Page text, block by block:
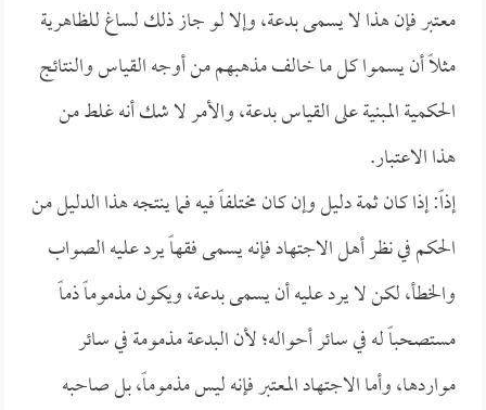
معتبر فإن هذا لا يسمى بدعة، وإلا لو جاز ذلك لساغ للظاهرية
مثلاً أن يسموا كل ما خالف مذهبهم من أوجه القياس والنتائج
الحكمية المبنية على القياس بدعة، والأمر لا شك أنه غلط من
هذا الاعتبار.
إذاً: إذا كان ثمة دليل وإن كان مختلفاً فيه فما ينتجه هذا الدليل من
الحكم في نظر أهل الاجتهاد فإنه يسمى فقهاً يرد عليه الصواب
والخطأ، لكن لا يرد عليه أن يسمى بدعة، ويكون مذموماً ذماً
مستصحباً له في سائر أحواله؛ لأن البدعة مذمومة في سائر
مواردها، وأما الاجتهاد المعتبر فإنه ليس مذموماً، بل صاحبه